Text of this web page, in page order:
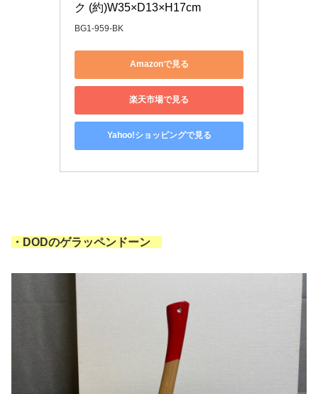
ク (約)W35×D13×H17cm
BG1-959-BK
Amazonで見る
楽天市場で見る
Yahoo!ショッピングで見る
・DODのゲラッペンドーン